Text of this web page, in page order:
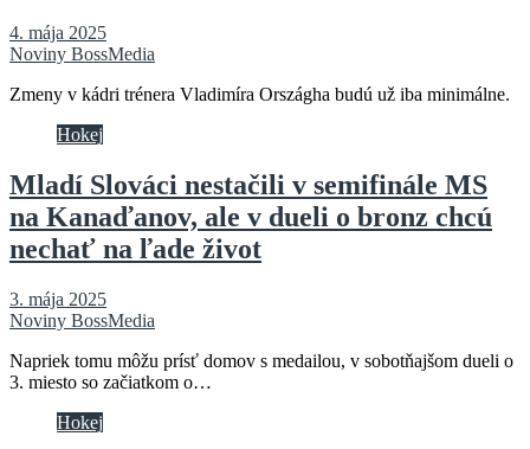
4. mája 2025
Noviny BossMedia
Zmeny v kádri trénera Vladimíra Országha budú už iba minimálne.
Hokej
Mladí Slováci nestačili v semifinále MS
na Kanaďanov, ale v dueli o bronz chcú
nechať na ľade život
3. mája 2025
Noviny BossMedia
Napriek tomu môžu prísť domov s medailou, v sobotňajšom dueli o
3. miesto so začiatkom o…
Hokej